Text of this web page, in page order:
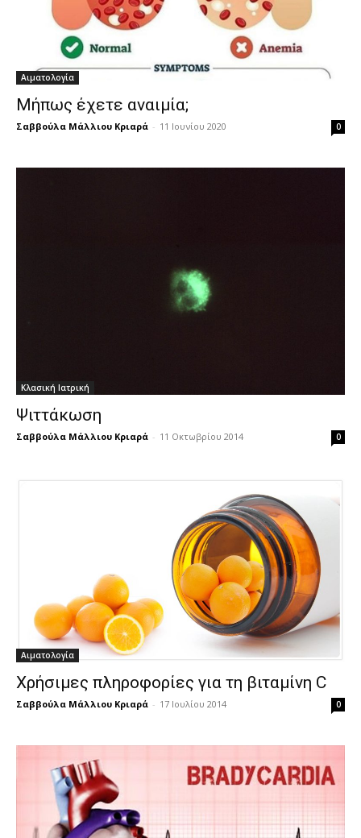
Αιματολογία
Μήπως έχετε αναιμία;
Σαββούλα Μάλλιου Κριαρά - 11 Ιουνίου 2020 0
Κλασική Ιατρική
Ψιττάκωση
Σαββούλα Μάλλιου Κριαρά - 11 Οκτωβρίου 2014 0
Αιματολογία
Χρήσιμες πληροφορίες για τη βιταμίνη C
Σαββούλα Μάλλιου Κριαρά - 17 Ιουλίου 2014 0